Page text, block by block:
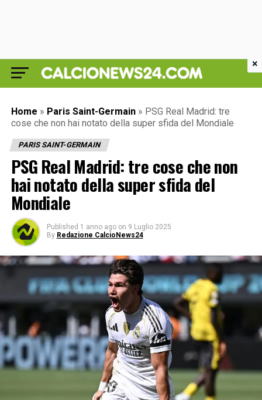
Home » Paris Saint-Germain » PSG Real Madrid: tre
cose che non hai notato della super sfida del Mondiale
PARIS SAINT-GERMAIN
PSG Real Madrid: tre cose che non
hai notato della super sfida del
Mondiale
Published 1 anno ago on 9 Luglio 2025
By Redazione CalcioNews24
×